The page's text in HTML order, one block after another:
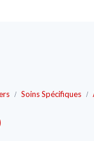
Soins Spécifiques